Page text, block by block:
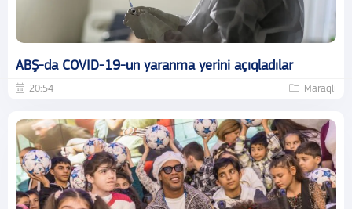
ABŞ-da COVID-19-un yaranma yerini açıqladılar
20:54 Maraqlı